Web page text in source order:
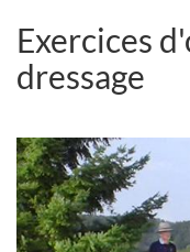
Exercices
dressage